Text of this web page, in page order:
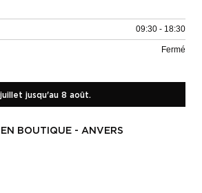
09:30 - 18:30
Fermé
jusqu'au 8 août.
BOUTIQUE - ANVERS